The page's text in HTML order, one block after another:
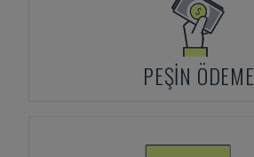
PEŞIN ÖDEME